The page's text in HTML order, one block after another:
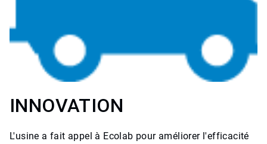
INNOVATION
L'usine a fait appel à Ecolab pour améliorer l'efficacité